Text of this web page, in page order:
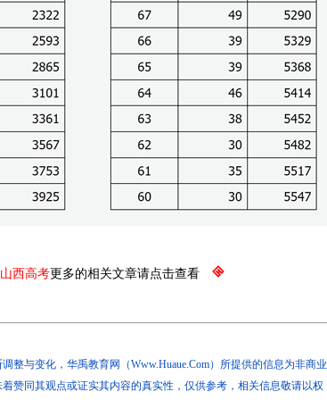
山西高考更多的相关文章请点击查看
整与变化，华禹教育网（Www.Huaue.Com）所提供的信息为非商业
赞同其观点或证实其内容的真实性，仅供参考，相关信息敬请以权